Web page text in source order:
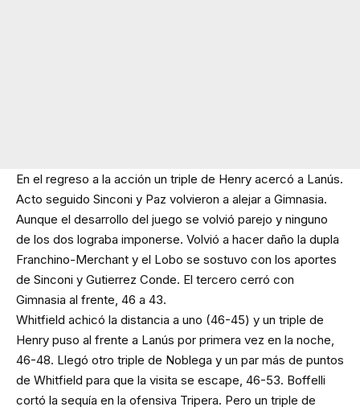
En el regreso a la acción un triple de Henry acercó a Lanús.
Acto seguido Sinconi y Paz volvieron a alejar a Gimnasia.
Aunque el desarrollo del juego se volvió parejo y ninguno
de los dos lograba imponerse. Volvió a hacer daño la dupla
Franchino-Merchant y el Lobo se sostuvo con los aportes
de Sinconi y Gutierrez Conde. El tercero cerró con
Gimnasia al frente, 46 a 43.
Whitfield achicó la distancia a uno (46-45) y un triple de
Henry puso al frente a Lanús por primera vez en la noche,
46-48. Llegó otro triple de Noblega y un par más de puntos
de Whitfield para que la visita se escape, 46-53. Boffelli
cortó la sequía en la ofensiva Tripera. Pero un triple de